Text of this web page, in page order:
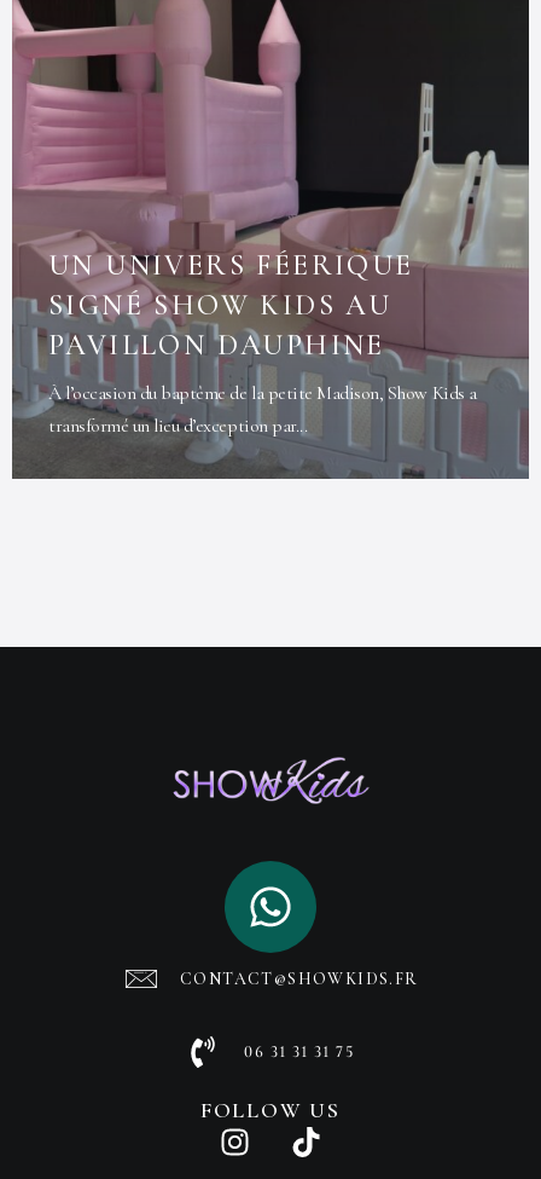
UN UNIVERS FÉERIQUE
SIGNÉ SHOW KIDS AU
PAVILLON DAUPHINE
À l’occasion du baptême de la petite Madison, Show Kids a
transformé un lieu d’exception par...
CONTACT@SHOWKIDS.FR
06 31 31 31 75
FOLLOW US